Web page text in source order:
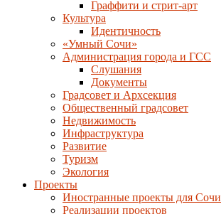
Граффити и стрит-арт
Культура
Идентичность
«Умный Сочи»
Администрация города и ГСС
Слушания
Документы
Градсовет и Архсекция
Общественный градсовет
Недвижимость
Инфраструктура
Развитие
Туризм
Экология
Проекты
Иностранные проекты для Сочи
Реализации проектов